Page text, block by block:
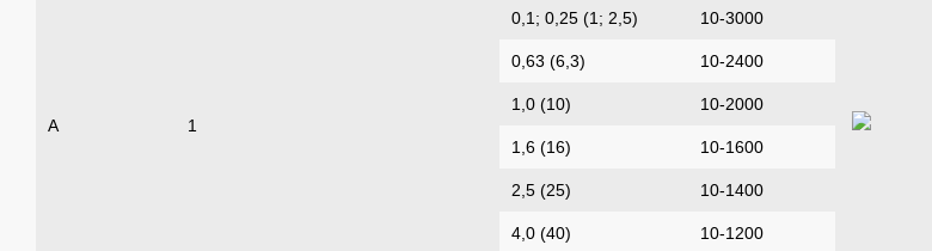
А 1
0,1; 0,25 (1; 2,5) 10-3000
0,63 (6,3) 10-2400
1,0 (10) 10-2000
1,6 (16) 10-1600
2,5 (25) 10-1400
4,0 (40) 10-1200